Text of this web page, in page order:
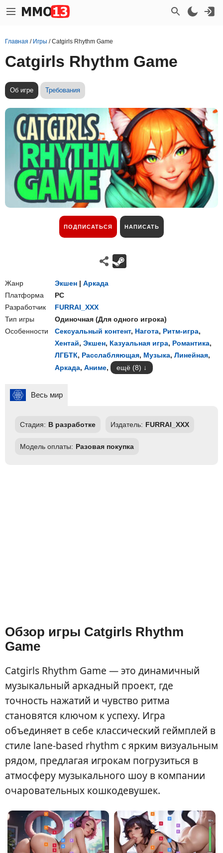
Главная / Игры /Catgirls Rhythm Game
Catgirls Rhythm Game
Об игре Требования
ПОДПИСАТЬСЯ НАПИСАТЬ
Жанр Экшен | Аркада
Платформа
PC
Разработчик
FURRAI_XXX
Тип игры
Одиночная (Для одного игрока)
Особенности
Сексуальный контент, Нагота, Ритм-игра,
Хентай, Экшен, Казуальная игра, Романтика,
ЛГБТК, Расслабляющая, Музыка, Линейная,
Аркада, Аниме, ещё (8)
Весь мир
Стадия: В разработке Издатель: FURRAI_XXX
Модель оплаты: Разовая покупка
Обзор игры Catgirls Rhythm
Game
Catgirls Rhythm Game — это динамичный
музыкальный аркадный проект, где
точность нажатий и чувство ритма
становятся ключом к успеху. Игра
объединяет в себе классический геймплей в
стиле lane-based rhythm с ярким визуальным
рядом, предлагая игрокам погрузиться в
атмосферу музыкального шоу в компании
очаровательных кошкодевушек.